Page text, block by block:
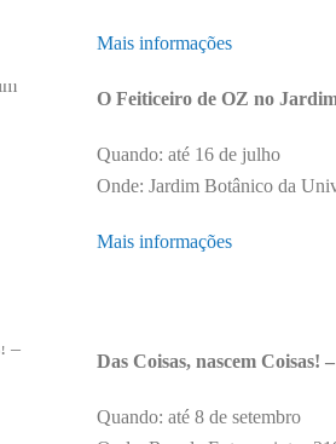
Mais informações
O Feiticeiro de OZ no
Quando: até 16 de julho
Onde: Jardim Botânico da
Mais informações
Das Coisas, nascem Coisas!
Quando: até 8 de setembro